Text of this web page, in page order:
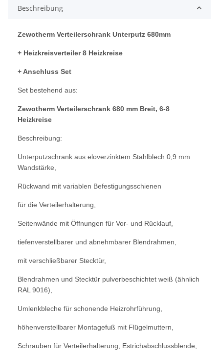
Beschreibung
Zewotherm Verteilerschrank Unterputz 680mm
+ Heizkreisverteiler 8 Heizkreise
+ Anschluss Set
Set bestehend aus:
Zewotherm Verteilerschrank 680 mm Breit, 6-8
Heizkreise
Beschreibung:
Unterputzschrank aus eloverzinktem Stahlblech 0,9 mm
Wandstärke,
Rückwand mit variablen Befestigungsschienen
für die Verteilerhalterung,
Seitenwände mit Öffnungen für Vor- und Rücklauf,
tiefenverstellbarer und abnehmbarer Blendrahmen,
mit verschließbarer Stecktür,
Blendrahmen und Stecktür pulverbeschichtet weiß (ähnlich
RAL 9016),
Umlenkbleche für schonende Heizrohrführung,
höhenverstellbarer Montagefuß mit Flügelmuttern,
Schrauben für Verteilerhalterung, Estrichabschlussblende,